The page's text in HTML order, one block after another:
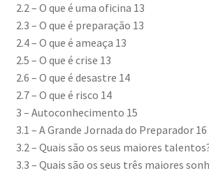
2.2 – O que é uma oficina 13
2.3 – O que é preparação 13
2.4 – O que é ameaça 13
2.5 – O que é crise 13
2.6 – O que é desastre 14
2.7 – O que é risco 14
3 – Autoconhecimento 15
3.1 – A Grande Jornada do Preparador 16
3.2 – Quais são os seus maiores
3.3 – Quais são os seus três maiores